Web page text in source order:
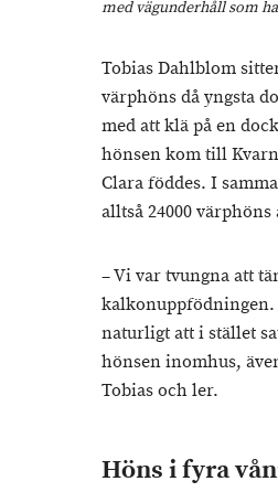
med vägunderhåll som
Tobias Dahlblom
värphöns då yngsta
med att klä på en
hönsen kom till
Clara föddes. I
alltså 24000 värphöns
– Vi var tvungna att
kalkonuppfödningen.
naturligt att i stället
hönsen inomhus,
Tobias och ler.
Höns i fyra